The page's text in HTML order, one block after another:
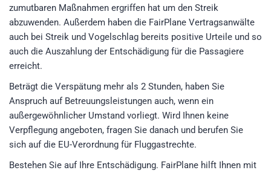
zumutbaren Maßnahmen ergriffen hat um den Streik
abzuwenden. Außerdem haben die FairPlane Vertragsanwälte
auch bei Streik und Vogelschlag bereits positive Urteile und so
auch die Auszahlung der Entschädigung für die Passagiere
erreicht.
Beträgt die Verspätung mehr als 2 Stunden, haben Sie
Anspruch auf Betreuungsleistungen auch, wenn ein
außergewöhnlicher Umstand vorliegt. Wird Ihnen keine
Verpflegung angeboten, fragen Sie danach und berufen Sie
sich auf die EU-Verordnung für Fluggastrechte.
Bestehen Sie auf Ihre Entschädigung. FairPlane hilft Ihnen mit